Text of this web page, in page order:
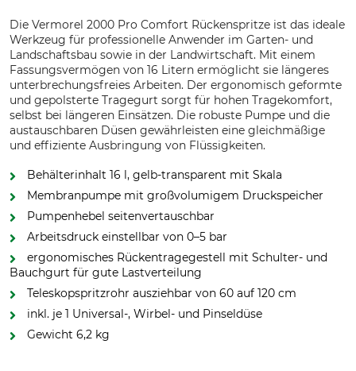
Die Vermorel 2000 Pro Comfort Rückenspritze ist das ideale
Werkzeug für professionelle Anwender im Garten- und
Landschaftsbau sowie in der Landwirtschaft. Mit einem
Fassungsvermögen von 16 Litern ermöglicht sie längeres
unterbrechungsfreies Arbeiten. Der ergonomisch geformte
und gepolsterte Tragegurt sorgt für hohen Tragekomfort,
selbst bei längeren Einsätzen. Die robuste Pumpe und die
austauschbaren Düsen gewährleisten eine gleichmäßige
und effiziente Ausbringung von Flüssigkeiten.
Behälterinhalt 16 l, gelb-transparent mit Skala
Membranpumpe mit großvolumigem Druckspeicher
Pumpenhebel seitenvertauschbar
Arbeitsdruck einstellbar von 0–5 bar
ergonomisches Rückentragegestell mit Schulter- und
Bauchgurt für gute Lastverteilung
Teleskopspritzrohr ausziehbar von 60 auf 120 cm
inkl. je 1 Universal-, Wirbel- und Pinseldüse
Gewicht 6,2 kg